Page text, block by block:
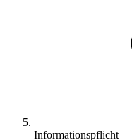
Informationspflicht